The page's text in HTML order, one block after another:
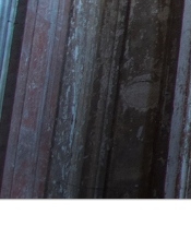
Salta
al
contenuto